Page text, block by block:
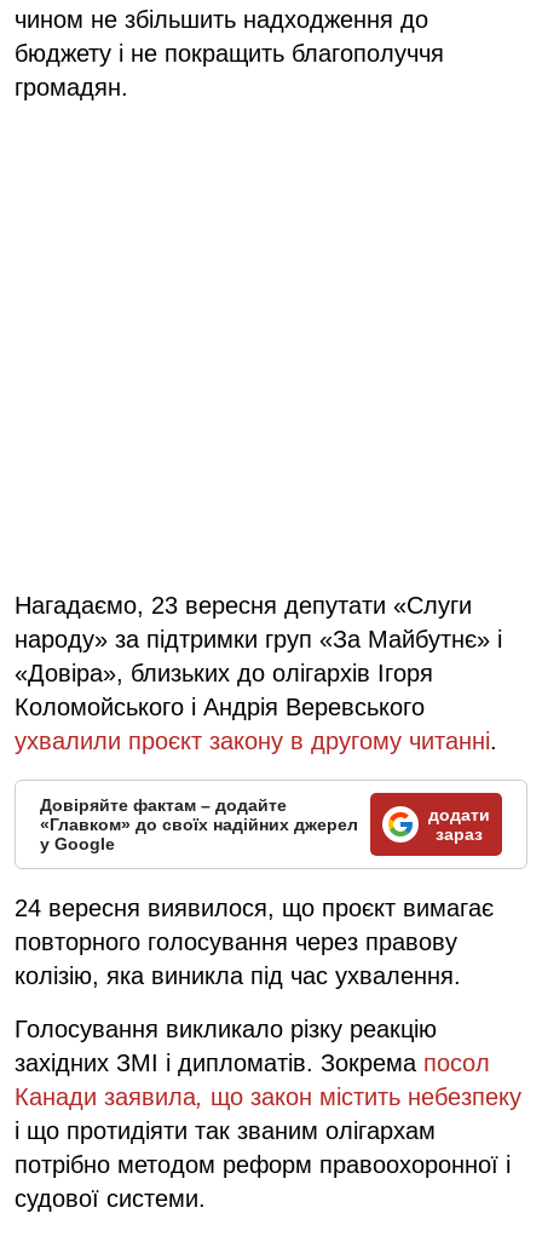
чином не збільшить надходження до
бюджету і не покращить благополуччя
громадян.
Нагадаємо, 23 вересня депутати «Слуги
народу» за підтримки груп «За Майбутнє» і
«Довіра», близьких до олігархів Ігоря
Коломойського і Андрія Веревського
ухвалили проєкт закону в другому читанні.
Довіряйте фактам – додайте
«Главком» до своїх надійних джерел
у Google
додати
зараз
24 вересня виявилося, що проєкт вимагає
повторного голосування через правову
колізію, яка виникла під час ухвалення.
Голосування викликало різку реакцію
західних ЗМІ і дипломатів. Зокрема посол
Канади заявила, що закон містить небезпеку
і що протидіяти так званим олігархам
потрібно методом реформ правоохоронної і
судової системи.